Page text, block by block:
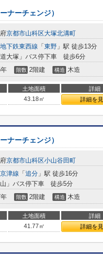
ナーチェンジ）
京都市山科区大塚北溝町
下鉄東西線 「 東野 」駅 徒歩13分
道大塚」バス停下車 徒歩6分
階数 2階建 構造 木造
土地面積 詳細
43.18㎡ 詳細を
ナーチェンジ）
京都市山科区小山谷田町
津線 「 追分 」駅 徒歩16分
山」バス停下車 徒歩5分
階数 2階建 構造 木造
土地面積 詳細
41.77㎡ 詳細を